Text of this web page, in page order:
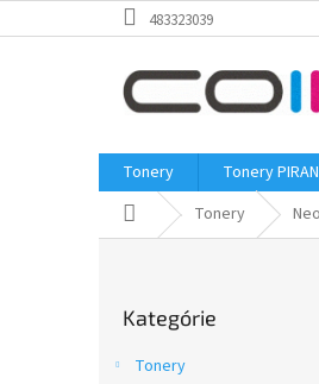
na
483323039
Tonery Tonery
Domov Tonery
kategórie
Kategórie
Tonery